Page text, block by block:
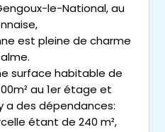
le-National, au
est pleine de charme
surface habitable de
au 1er étage et
a des dépendances:
étant de 240 m²,